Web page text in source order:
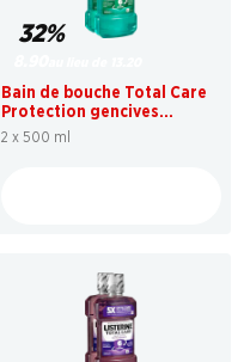
32%
Bain de bouche Total Care
Protection gencives
Listerine
2 x 500 ml